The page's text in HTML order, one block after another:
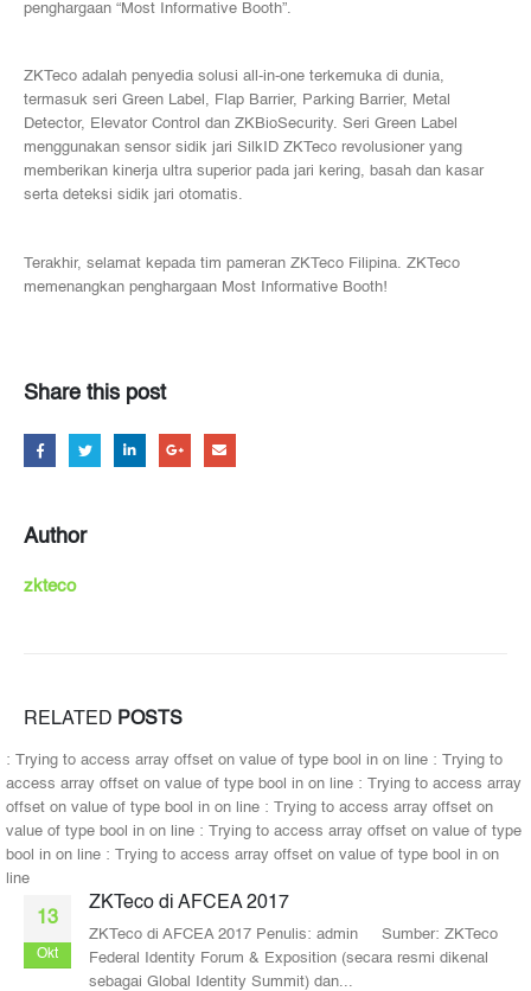
penghargaan “Most Informative Booth”.
ZKTeco adalah penyedia solusi all-in-one terkemuka di dunia,
termasuk seri Green Label, Flap Barrier, Parking Barrier, Metal
Detector, Elevator Control dan ZKBioSecurity. Seri Green Label
menggunakan sensor sidik jari SilkID ZKTeco revolusioner yang
memberikan kinerja ultra superior pada jari kering, basah dan kasar
serta deteksi sidik jari otomatis.
Terakhir, selamat kepada tim pameran ZKTeco Filipina. ZKTeco
memenangkan penghargaan Most Informative Booth!
Share this post
Author
zkteco
RELATED POSTS
: Trying to access array offset on value of type bool in on line : Trying to
access array offset on value of type bool in on line : Trying to access array
offset on value of type bool in on line : Trying to access array offset on
value of type bool in on line : Trying to access array offset on value of type
bool in on line : Trying to access array offset on value of type bool in on
line
13
Okt
ZKTeco di AFCEA 2017
ZKTeco di AFCEA 2017 Penulis: admin Sumber: ZKTeco
Federal Identity Forum & Exposition (secara resmi dikenal
sebagai Global Identity Summit) dan...